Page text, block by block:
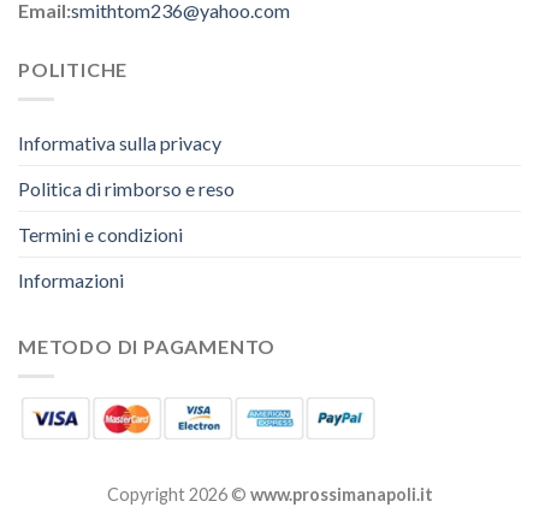
Email:smithtom236@yahoo.com
POLITICHE
Informativa sulla privacy
Politica di rimborso e reso
Termini e condizioni
Informazioni
METODO DI PAGAMENTO
Copyright 2026 © www.prossimanapoli.it